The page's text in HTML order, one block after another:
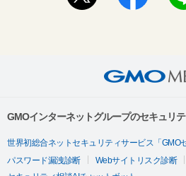
GMOインターネットグループのセキュリ
世界初総合ネットセキュリティサービス「GMO
パスワード漏洩診断
Webサイトリスク診断